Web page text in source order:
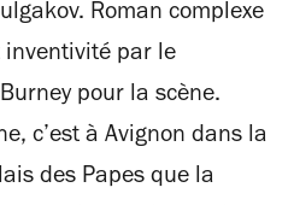
Roman complexe
inventivité par le
pour la scène.
c’est à Avignon dans la
des Papes que la